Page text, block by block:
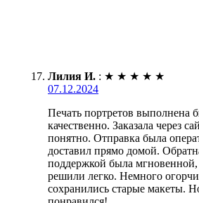
Лилия И. : ★ ★ ★ ★ ★
07.12.2024
Печать портретов выполнена
качественно. Заказала через
понятно. Отправка была
доставил прямо домой.
поддержкой была
решили легко. Немного
сохранились старые макеты.